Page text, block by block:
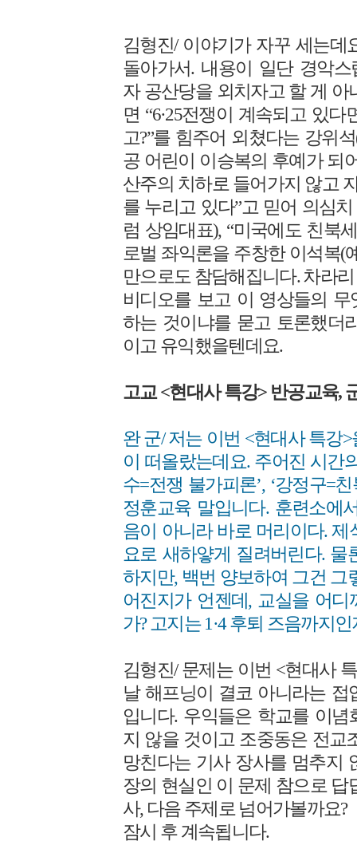
김형진/ 이야기가 자꾸 세는데
돌아가서. 내용이 일단 경악
자 공산당을 외치자고 할 게 아
면 “6·25전쟁이 계속되고 있
고?”를 힘주어 외쳤다는 강위
공 어린이 이승복의 후예가 되
산주의 치하로 들어가지 않고
를 누리고 있다”고 믿어 의심
럼 상임대표), “미국에도 친북
로벌 좌익론을 주창한 이석복(
만으로도 참담해집니다. 차라리
비디오를 보고 이 영상들의
하는 것이냐를 묻고 토론했더
이고 유익했을텐데요.
고교 <현대사 특강> 반공교육,
완 군/ 저는 이번 <현대사 특강
이 떠올랐는데요. 주어진 시간
수=전쟁 불가피론’, ‘강정구=
정훈교육 말입니다. 훈련소에
음이 아니라 바로 머리이다.
요로 새하얗게 질려버린다. 물
하지만, 백번 양보하여 그건 그
어진지가 언젠데, 교실을 어
가? 고지는 1·4 후퇴 즈음까지인
김형진/ 문제는 이번 <현대사
날 해프닝이 결코 아니라는 접
입니다. 우익들은 학교를 이
지 않을 것이고 조중동은 전교
망친다는 기사 장사를 멈추지
장의 현실인 이 문제 참으로 답
사, 다음 주제로 넘어가볼까요?
잠시 후 계속됩니다.